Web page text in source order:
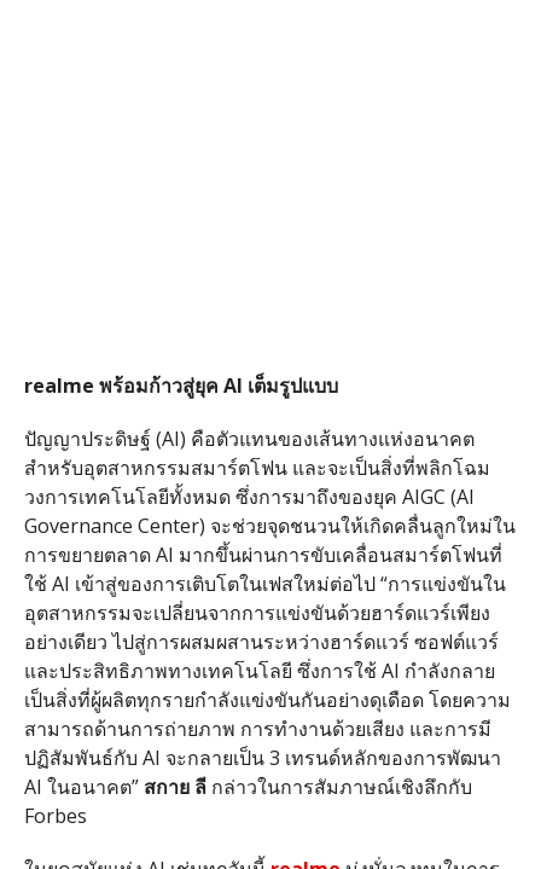
realme พร้อมก้าวสู่ยุค AI เต็มรูปแบบ
ปัญญาประดิษฐ์ (AI) คือตัวแทนของเส้นทางแห่งอนาคต
สำหรับอุตสาหกรรมสมาร์ตโฟน และจะเป็นสิ่งที่พลิกโฉม
วงการเทคโนโลยีทั้งหมด ซึ่งการมาถึงของยุค AIGC (AI
Governance Center) จะช่วยจุดชนวนให้เกิดคลื่นลูกใหม่ใน
การขยายตลาด AI มากขึ้นผ่านการขับเคลื่อนสมาร์ตโฟนที่
ใช้ AI เข้าสู่ของการเติบโตในเฟสใหม่ต่อไป “การแข่งขันใน
อุตสาหกรรมจะเปลี่ยนจากการแข่งขันด้วยฮาร์ดแวร์เพียง
อย่างเดียว ไปสู่การผสมผสานระหว่างฮาร์ดแวร์ ซอฟต์แวร์
และประสิทธิภาพทางเทคโนโลยี ซึ่งการใช้ AI กำลังกลาย
เป็นสิ่งที่ผู้ผลิตทุกรายกำลังแข่งขันกันอย่างดุเดือด โดยความ
สามารถด้านการถ่ายภาพ การทำงานด้วยเสียง และการมี
ปฏิสัมพันธ์กับ AI จะกลายเป็น 3 เทรนด์หลักของการพัฒนา
AI ในอนาคต” สกาย ลีกล่าวในการสัมภาษณ์เชิงลึกกับ
Forbes